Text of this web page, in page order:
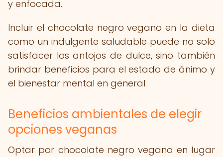
y enfocada.
Incluir el chocolate negro vegano en la dieta
como un indulgente saludable puede no solo
satisfacer los antojos de dulce, sino también
brindar beneficios para el estado de ánimo y
el bienestar mental en general.
Beneficios ambientales de elegir
opciones veganas
Optar por chocolate negro vegano en lugar